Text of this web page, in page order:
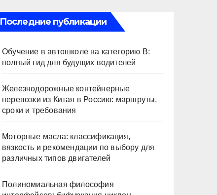
Последние публикации
Обучение в автошколе на категорию В:
полный гид для будущих водителей
Железнодорожные контейнерные
перевозки из Китая в Россию: маршруты,
сроки и требования
Моторные масла: классификация,
вязкость и рекомендации по выбору для
различных типов двигателей
Полиномиальная философия